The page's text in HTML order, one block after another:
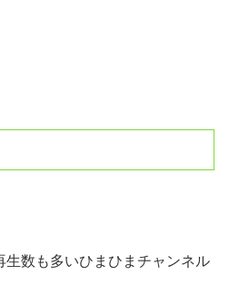
生数も多いひまひまチャンネル